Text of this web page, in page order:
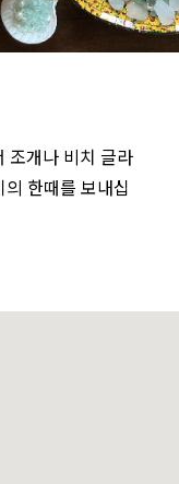
조개나 비치 글라
한때를 보내십